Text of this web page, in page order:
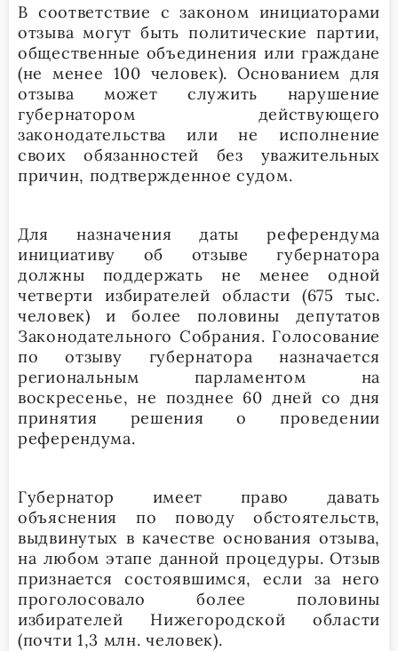
В соответствие с законом инициаторами
отзыва могут быть политические партии,
общественные объединения или граждане
(не менее 100 человек). Основанием для
отзыва может служить нарушение
губернатором действующего
законодательства или не исполнение
своих обязанностей без уважительных
причин, подтвержденное судом.
Для назначения даты референдума
инициативу об отзыве губернатора
должны поддержать не менее одной
четверти избирателей области (675 тыс.
человек) и более половины депутатов
Законодательного Собрания. Голосование
по отзыву губернатора назначается
региональным парламентом на
воскресенье, не позднее 60 дней со дня
принятия решения о проведении
референдума.
Губернатор имеет право давать
объяснения по поводу обстоятельств,
выдвинутых в качестве основания отзыва,
на любом этапе данной процедуры. Отзыв
признается состоявшимся, если за него
проголосовало более половины
избирателей Нижегородской области
(почти 1,3 млн. человек).